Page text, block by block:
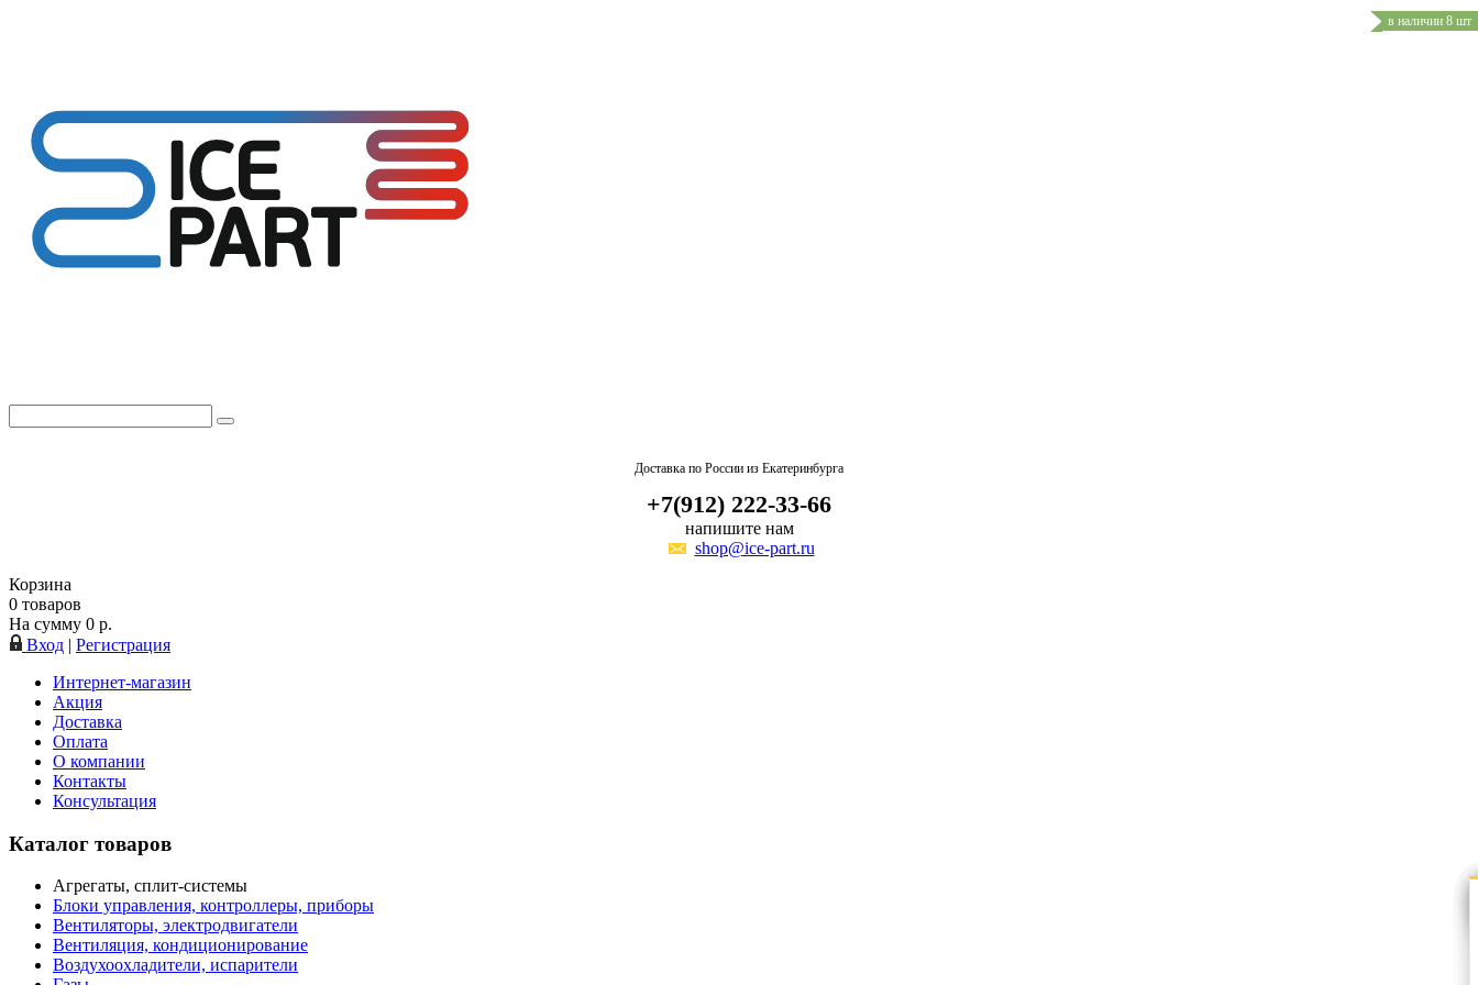
Доставка по России из Екатеринбурга
+7(912) 222-33-66
напишите нам
shop@ice-part.ru
Корзина
0 товаров
На сумму 0 р.
Вход | Регистрация
Интернет-магазин
Акция
Доставка
Оплата
О компании
Контакты
Консультация
Каталог товаров
Агрегаты, сплит-системы
Блоки управления, контроллеры, приборы
Вентиляторы, электродвигатели
Вентиляция, кондиционирование
Воздухоохладители, испарители
в наличии 8 шт